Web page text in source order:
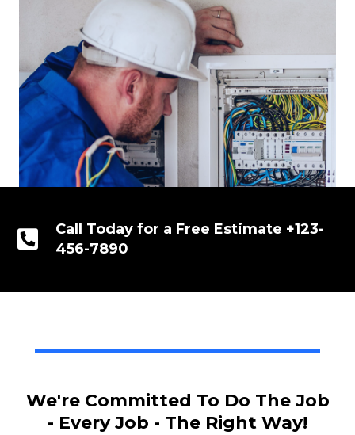
Call Today for a Free Estimate +123-
456-7890
We're Committed To Do The Job
- Every Job - The Right Way!